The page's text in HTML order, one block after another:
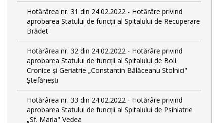
Hotărârea nr. 31 din 24.02.2022 - Hotărâre privind
aprobarea Statului de funcții al Spitalului de Recuperare
Brădet
Hotărârea nr. 32 din 24.02.2022 - Hotărâre privind
aprobarea Statului de funcţii al Spitalului de Boli
Cronice și Geriatrie „Constantin Bălăceanu Stolnici"
Ștefănești
Hotărârea nr. 33 din 24.02.2022 - Hotărâre privind
aprobarea Statului de funcții al Spitalului de Psihiatrie
„Sf. Maria" Vedea